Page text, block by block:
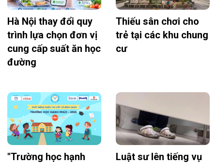
Hà Nội thay đổi quy
trình lựa chọn đơn vị
cung cấp suất ăn học
đường
Thiếu sân chơi cho
trẻ tại các khu chung
cư
"Trường học hạnh
Luật sư lên tiếng vụ